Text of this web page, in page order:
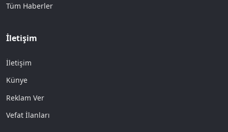
Tüm Haberler
İletişim
İletişim
Künye
Reklam Ver
Vefat İlanları